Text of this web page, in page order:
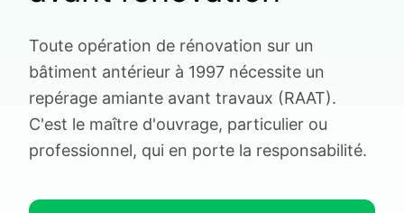
Toute opération de rénovation sur un
bâtiment antérieur à 1997 nécessite un
repérage amiante avant travaux (RAAT).
C'est le maître d'ouvrage, particulier ou
professionnel, qui en porte la responsabilité.